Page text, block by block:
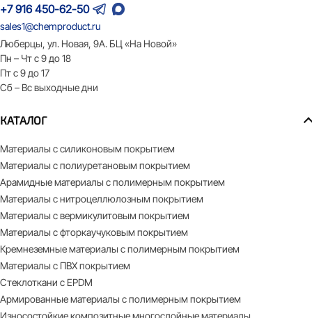
КАТАЛОГ
Материалы с силиконовым покрытием
Материалы с полиуретановым покрытием
Арамидные материалы с полимерным покрытием
Материалы с нитроцеллюлозным покрытием
Материалы с вермикулитовым покрытием
Материалы с фторкаучуковым покрытием
Кремнеземные материалы с полимерным покрытием
Материалы с ПВХ покрытием
Стеклоткани с EPDM
Армированные материалы с полимерным покрытием
Износостойкие композитные многослойные материалы
+7 916 450-62-50
sales1@chemproduct.ru
Люберцы, ул. Новая, 9А. БЦ «На Новой»
Пн – Чт с 9 до 18
Пт с 9 до 17
Сб – Вс выходные дни